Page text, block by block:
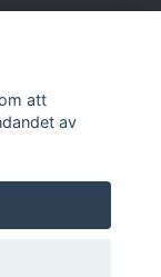
att
av